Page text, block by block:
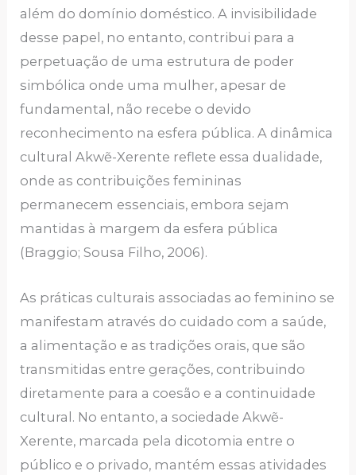
além do domínio doméstico. A invisibilidade
desse papel, no entanto, contribui para a
perpetuação de uma estrutura de poder
simbólica onde uma mulher, apesar de
fundamental, não recebe o devido
reconhecimento na esfera pública. A dinâmica
cultural Akwẽ-Xerente reflete essa dualidade,
onde as contribuições femininas
permanecem essenciais, embora sejam
mantidas à margem da esfera pública
(Braggio; Sousa Filho, 2006).
As práticas culturais associadas ao feminino se
manifestam através do cuidado com a saúde,
a alimentação e as tradições orais, que são
transmitidas entre gerações, contribuindo
diretamente para a coesão e a continuidade
cultural. No entanto, a sociedade Akwẽ-
Xerente, marcada pela dicotomia entre o
público e o privado, mantém essas atividades